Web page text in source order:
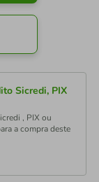
Sicredi, PIX
, PIX ou
a compra deste